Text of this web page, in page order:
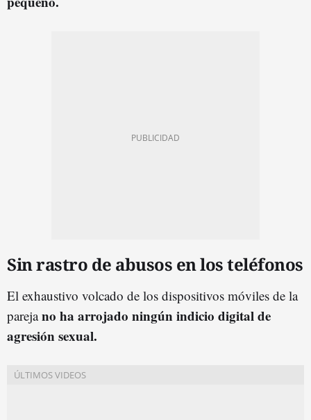
Sin rastro de abusos en los teléfonos
El exhaustivo volcado de los dispositivos móviles de la
parejano ha arrojado ningún indicio digital de
agresión sexual.